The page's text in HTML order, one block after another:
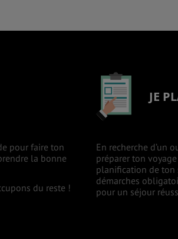
pour faire ton
la bonne
du reste !
JE
En recherche d’un
préparer ton voyage
planification de ton
démarches
pour un séjour